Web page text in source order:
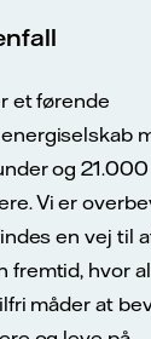
et førende
og 21.000
Vi er
en vej til
fremtid, hvor
måder at